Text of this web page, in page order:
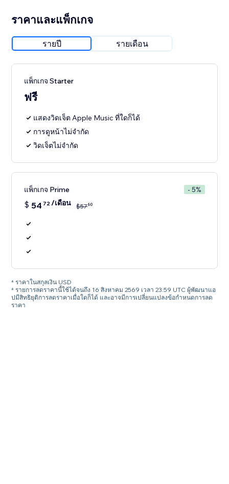
ราคาและแพ็กเกจ
รายปี รายเดือน
แพ็กเกจ Starter
ฟรี
แสดงวิดเจ็ต Apple Music ที่ใดก็ได้
การดูหน้าไม่จำกัด
วิดเจ็ตไม่จำกัด
แพ็กเกจ Prime - 5%
$ 54 72/เดือน $5760
* ราคาในสกุลเงิน USD
* รายการลดราคานี้ใช้ได้จนถึง 16 สิงหาคม 2569 เวลา 23:59 UTC ผู้พัฒนาแอ
ปมีสิทธิยุติการลดราคาเมื่อใดก็ได้ และอาจมีการเปลี่ยนแปลงข้อกำหนดการลด
ราคา